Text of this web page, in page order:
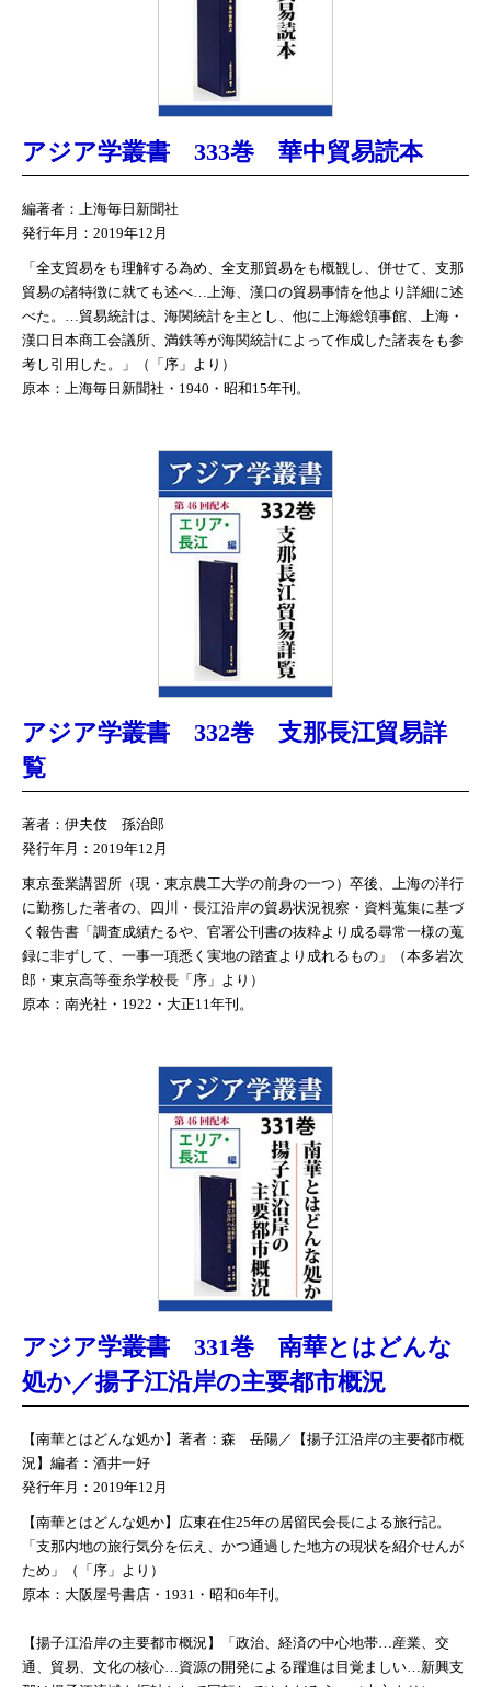
アジア学叢書 333巻 華中貿易読本
編著者：上海毎日新聞社
発行年月：2019年12月
「全支貿易をも理解する為め、全支那貿易をも概観し、併せて、支那
貿易の諸特徴に就ても述べ…上海、漢口の貿易事情を他より詳細に述
べた。…貿易統計は、海関統計を主とし、他に上海総領事館、上海・
漢口日本商工会議所、満鉄等が海関統計によって作成した諸表をも参
考し引用した。」（「序」より）
原本：上海毎日新聞社・1940・昭和15年刊。
アジア学叢書 332巻 支那長江貿易詳
覧
著者：伊夫伎 孫治郎
発行年月：2019年12月
東京蚕業講習所（現・東京農工大学の前身の一つ）卒後、上海の洋行
に勤務した著者の、四川・長江沿岸の貿易状況視察・資料蒐集に基づ
く報告書「調査成績たるや、官署公刊書の抜粋より成る尋常一様の蒐
録に非ずして、一事一項悉く実地の踏査より成れるもの」（本多岩次
郎・東京高等蚕糸学校長「序」より）
原本：南光社・1922・大正11年刊。
アジア学叢書 331巻 南華とはどんな
処か／揚子江沿岸の主要都市概況
【南華とはどんな処か】著者：森 岳陽／【揚子江沿岸の主要都市概
況】編者：酒井一好
発行年月：2019年12月
【南華とはどんな処か】広東在住25年の居留民会長による旅行記。
「支那内地の旅行気分を伝え、かつ通過した地方の現状を紹介せんが
ため」（「序」より）
原本：大阪屋号書店・1931・昭和6年刊。
【揚子江沿岸の主要都市概況】「政治、経済の中心地帯…産業、交
通、貿易、文化の核心…資源の開発による躍進は目覚ましい…新興支